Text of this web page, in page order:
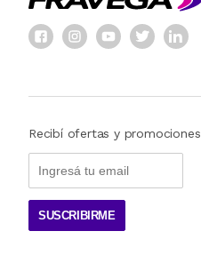
Recibí ofertas y promociones
SUSCRIBIRME